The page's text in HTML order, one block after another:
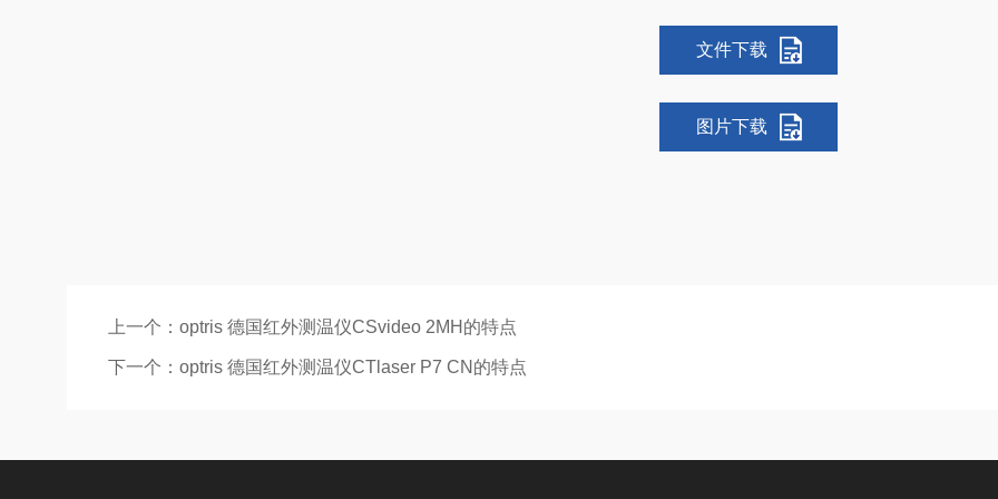
文件下载
图片下载
上一个： optris 德国红外测温仪CSvideo 2MH的特点
下一个： optris 德国红外测温仪CTlaser P7 CN的特点